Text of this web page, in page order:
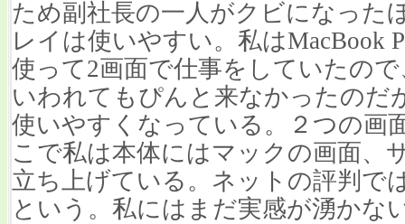
ため副社長の一人がクビになった
レイは使いやすい。私はMacBook
使って2画面で仕事をしていたの
いわれてもぴんと来なかったのだ
使いやすくなっている。２つの画
こで私は本体にはマックの画面、
立ち上げている。ネットの評判で
という。私にはまだ実感が湧かな